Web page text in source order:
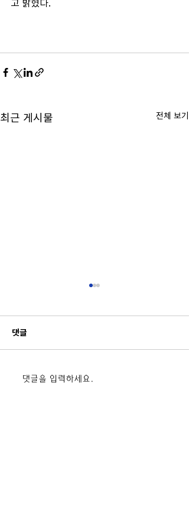
고 밝혔다.
최근 게시물 전체 보기
2026 태안군 유소년 드론
댓글
댓글을 입력하세요.